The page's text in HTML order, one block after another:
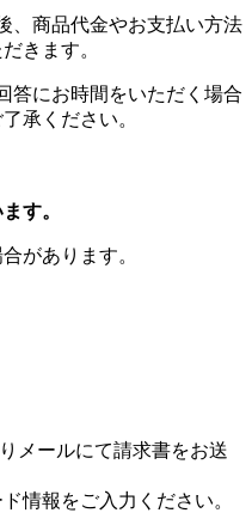
、商品代金やお支払い方法
きます。
答にお時間をいただく場合
承ください。
す。
があります。
メールにて請求書をお送
情報をご入力ください。